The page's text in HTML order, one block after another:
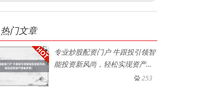
热门文章
专业炒股配资门户 牛跟投引领智
能投资新风尚，轻松实现资产增
253